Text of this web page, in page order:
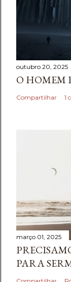
outubro 20, 2025
O HOMEM
Compartilhar 1
março 01, 2025
PARA